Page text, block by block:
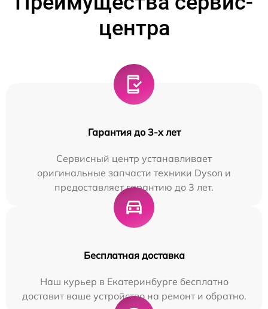
центра
Гарантия до 3-х лет
Сервисный центр устанавливает
оригинальные запчасти техники Dyson и
предоставляет гарантию до 3 лет.
Бесплатная доставка
Наш курьер в Екатеринбурге бесплатно
доставит ваше устройство на ремонт и обратно.